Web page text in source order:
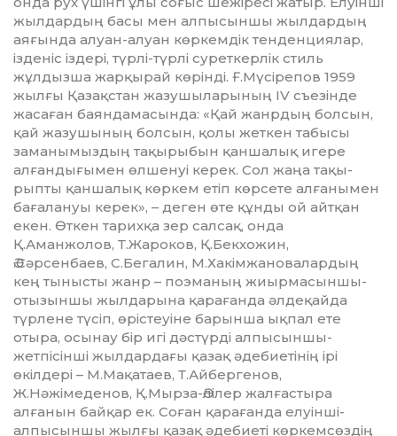
жылдар­дың басы мен алпысыншы жыл­дардың
аяғында алуан-алуан көр­кемдiк тенденциялар,
ізденіс іздері, түрлі-түрлі суреткерлiк стиль
жұлдызша жарқырай көрiнді. Ғ.Мүсірепов 1959
жылғы Қазақстан жазу­шыларының ІV съезінде
жасаған баяндамасында: «Қай жанрдың болсын,
қай жазушының болсын, қолы жеткен табысы
заманымыздың тақырыбын қан­шалық игере
алғандығымен өл­шенуі керек. Сол жаңа тақы­
рыпты қаншалық көркем етіп көрсете алғанымен
бағалануы керек», – деген өте құнды ой айтқан
екен. Өткен тарихқа зер салсақ, онда
Қ.Аманжолов, Т.Жароков, Қ.Бекхожин,
Ә.Сәрсенбаев, С.Бегалин, М.Хакімжановалардың
кең тыныс­ты жанр – поэманың жиырма­сын­шы-
отызыншы жылдарына қара­ғанда әлдеқайда
түрлене түсіп, өрістеуіне барынша ықпал ете
отыра, осынау бір игі дәстүрді алпы­сыншы-
жетпісінші жылдардағы қазақ әдебиетінің ірі
өкілдері – М.Мақатаев, Т.Айбергенов,
Ж.Нәжімеденов, Қ.Мырза-Әлілер жал­ғастыра
алғанын байқар ек. Соған қарағанда елуінші-
алпы­сыншы жылғы қазақ әдебиеті көр­кемсөздің